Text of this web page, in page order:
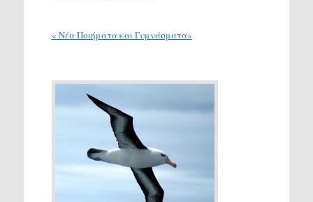
« Νέα Ποιήματα και Γυμνάσματα»